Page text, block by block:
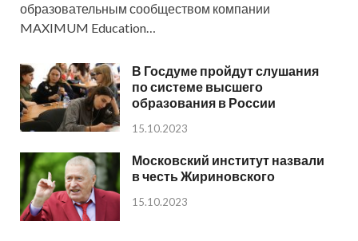
образовательным сообществом компании
MAXIMUM Education…
В Госдуме пройдут слушания
по системе высшего
образования в России
15.10.2023
Московский институт назвали
в честь Жириновского
15.10.2023